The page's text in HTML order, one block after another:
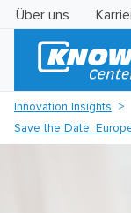
Über uns
Innovation Insights
Save the Date: